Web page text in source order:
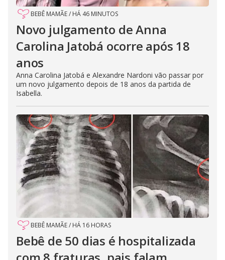
BEBÊ MAMÃE/ HÁ 46 MINUTOS
Novo julgamento de Anna
Carolina Jatobá ocorre após 18
anos
Anna Carolina Jatobá e Alexandre Nardoni vão passar por
um novo julgamento depois de 18 anos da partida de
Isabella.
BEBÊ MAMÃE/ HÁ 16 HORAS
Bebê de 50 dias é hospitalizada